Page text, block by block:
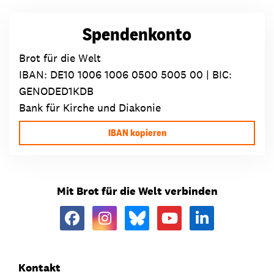
Spendenkonto
Brot für die Welt
IBAN: DE10 1006 1006 0500 5005 00 | BIC:
GENODED1KDB
Bank für Kirche und Diakonie
IBAN kopieren
Mit Brot für die Welt verbinden
Kontakt